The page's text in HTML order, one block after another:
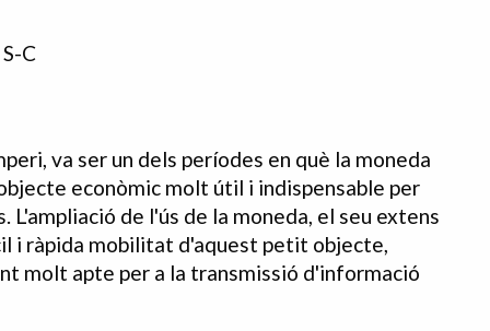
C
va ser un dels períodes en què la moneda
econòmic molt útil i indispensable per
de l'ús de la moneda, el seu extens
i ràpida mobilitat d'aquest petit objecte,
molt apte per a la transmissió d'informació